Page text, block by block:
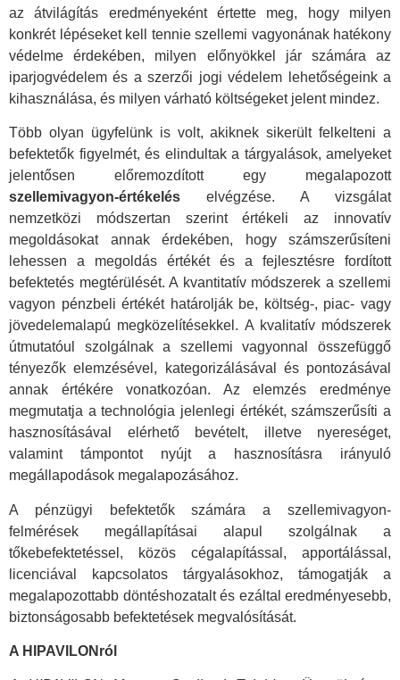
az átvilágítás eredményeként értette meg, hogy milyen
konkrét lépéseket kell tennie szellemi vagyonának hatékony
védelme érdekében, milyen előnyökkel jár számára az
iparjogvédelem és a szerzői jogi védelem lehetőségeink a
kihasználása, és milyen várható költségeket jelent mindez.
Több olyan ügyfelünk is volt, akiknek sikerült felkelteni a
befektetők figyelmét, és elindultak a tárgyalások, amelyeket
jelentősen előremozdított egy megalapozott
szellemivagyon-értékelés elvégzése. A vizsgálat
nemzetközi módszertan szerint értékeli az innovatív
megoldásokat annak érdekében, hogy számszerűsíteni
lehessen a megoldás értékét és a fejlesztésre fordított
befektetés megtérülését. A kvantitatív módszerek a szellemi
vagyon pénzbeli értékét határolják be, költség-, piac- vagy
jövedelemalapú megközelítésekkel. A kvalitatív módszerek
útmutatóul szolgálnak a szellemi vagyonnal összefüggő
tényezők elemzésével, kategorizálásával és pontozásával
annak értékére vonatkozóan. Az elemzés eredménye
megmutatja a technológia jelenlegi értékét, számszerűsíti a
hasznosításával elérhető bevételt, illetve nyereséget,
valamint támpontot nyújt a hasznosításra irányuló
megállapodások megalapozásához.
A pénzügyi befektetők számára a szellemivagyon-
felmérések megállapításai alapul szolgálnak a
tőkebefektetéssel, közös cégalapítással, apportálással,
licenciával kapcsolatos tárgyalásokhoz, támogatják a
megalapozottabb döntéshozatalt és ezáltal eredményesebb,
biztonságosabb befektetések megvalósítását.
A HIPAVILONról